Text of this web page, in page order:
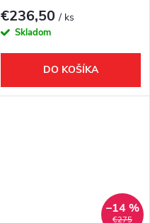
€236,50/ ks
Skladom
DO KOŠÍKA
€275
–14 %